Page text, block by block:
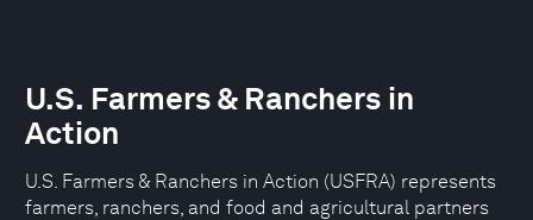
U.S. Farmers & Ranchers in
Action
U.S. Farmers & Ranchers in Action (USFRA) represents
farmers, ranchers, and food and agricultural partners